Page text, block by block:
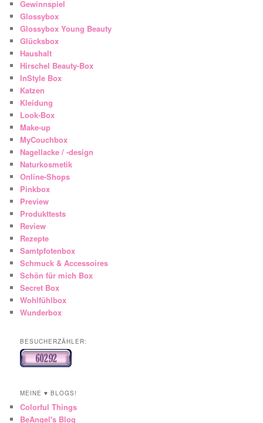
Gewinnspiel
Glossybox
Glossybox Young Beauty
Glücksbox
Haushalt
Hirschel Beauty-Box
InStyle Box
Katzen
Kleidung
Look-Box
Make-up
MyCouchbox
Nagellacke / -design
Naturkosmetik
Online-Shops
Pinkbox
Preview
Produkttests
Review
Rezepte
Samtpfotenbox
Schmuck & Accessoires
Schön für mich Box
Secret Box
Wohlfühlbox
Wunderbox
BESUCHERZÄHLER:
MEINE ♥ BLOGS!
Colorful Things
BeAngel's Blog